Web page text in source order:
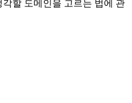
할 도메인을 고르는 법에 관